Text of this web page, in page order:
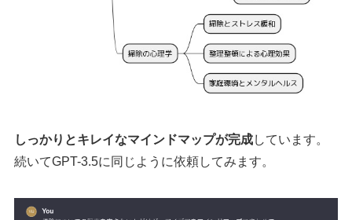
しっかりとキレイなマインドマップが完成しています。
続いてGPT-3.5に同じように依頼してみます。